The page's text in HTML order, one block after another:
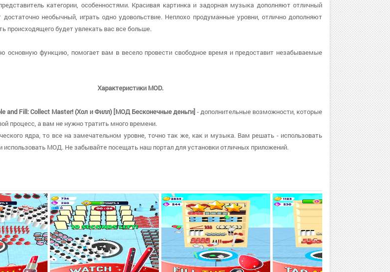
категории, особенностями. Красивая картинка и задорная музыка дополняют отличный
необычный, играть одно удовольствие. Неплохо продуманные уровни, отлично дополняют
происходящего будет увлекать вас все больше.
основную функцию, помогает вам в весело провести свободное время и предоставит незабываемые
Характеристики MOD.
and Fill: Collect Master! (Хол и Филл) [МОД Бесконечные деньги] - дополнительные возможности, которые
процесс, а вам не нужно тратить много времени.
ядра, то все на замечательном уровне, точно так же, как и музыка. Вам решать - использовать
МОД. Не забывайте посещать наш портал для установки отличных приложений.